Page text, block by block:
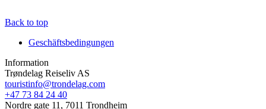
Back to top
Geschäftsbedingungen
Information
Trøndelag Reiseliv AS
touristinfo@trondelag.com
+47 73 84 24 40
Nordre gate 11, 7011 Trondheim